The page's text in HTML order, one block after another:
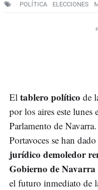
POLÍTICA ELECCIONES
El tablero político de
por los aires este lunes
Parlamento de
Portavoces se han
jurídico demoledor
Gobierno de Navarra
el futuro inmediato de